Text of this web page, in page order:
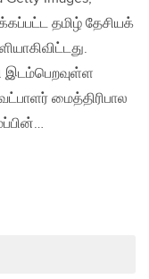
தமிழ் தேசியக்
இடம்பெறவுள்ள
மைத்திரிபால